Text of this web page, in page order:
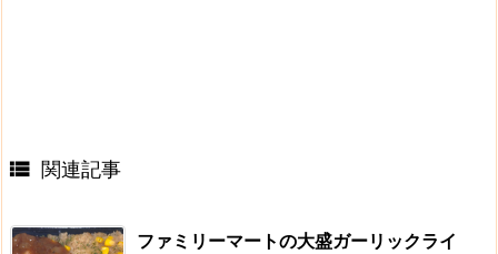
 関連記事
ファミリーマートの大盛ガーリックライ